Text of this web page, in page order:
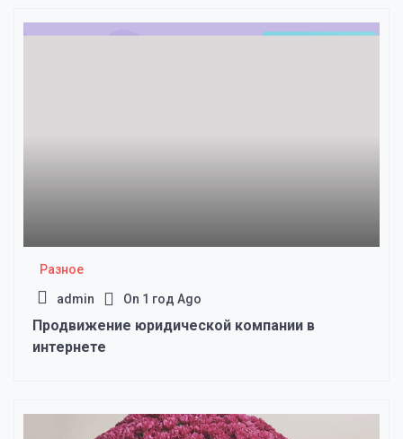
Разное
admin On 1 год Ago
Продвижение юридической компании в
интернете